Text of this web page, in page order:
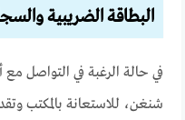
البطاقة الضريبية
في حالة الرغبة في التواصل
شنغن، للاستعانة بالمكتب